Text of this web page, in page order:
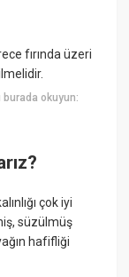
fırında üzeri
burada okuyun:
çok iyi
süzülmüş
hafifliği